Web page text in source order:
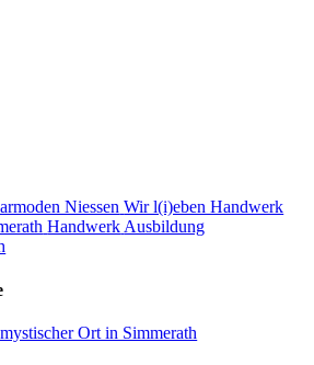
Niessen Wir l(i)eben Handwerk
Handwerk Ausbildung